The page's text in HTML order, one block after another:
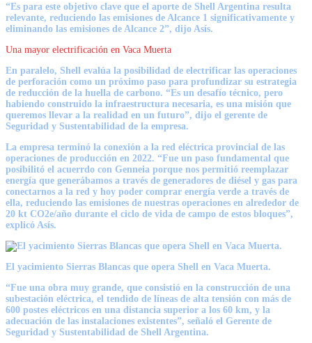
“Es para este objetivo clave que el aporte de Shell Argentina resulta
relevante, reduciendo las emisiones de Alcance 1 significativamente y
eliminando las emisiones de Alcance 2”, dijo Asís.
Una mayor electrificación en Vaca Muerta
En paralelo, Shell evalúa la posibilidad de electrificar las operaciones
de perforación como un próximo paso para profundizar su estrategia
de reducción de la huella de carbono. “Es un desafío técnico, pero
habiendo construido la infraestructura necesaria, es una misión que
queremos llevar a la realidad en un futuro”, dijo el gerente de
Seguridad y Sustentabilidad de la empresa.
La empresa terminó la conexión a la red eléctrica provincial de las
operaciones de producción en 2022. “Fue un paso fundamental que
posibilitó el acuerrdo con Genneia porque nos permitió reemplazar
energía que generábamos a través de generadores de diésel y gas para
conectarnos a la red y hoy poder comprar energía verde a través de
ella, reduciendo las emisiones de nuestras operaciones en alrededor de
20 kt CO2e/año durante el ciclo de vida de campo de estos bloques”,
explicó Asís.
El yacimiento Sierras Blancas que opera Shell en Vaca Muerta.
“Fue una obra muy grande, que consistió en la construcción de una
subestación eléctrica, el tendido de líneas de alta tensión con más de
600 postes eléctricos en una distancia superior a los 60 km, y la
adecuación de las instalaciones existentes”, señaló el Gerente de
Seguridad y Sustentabilidad de Shell Argentina.